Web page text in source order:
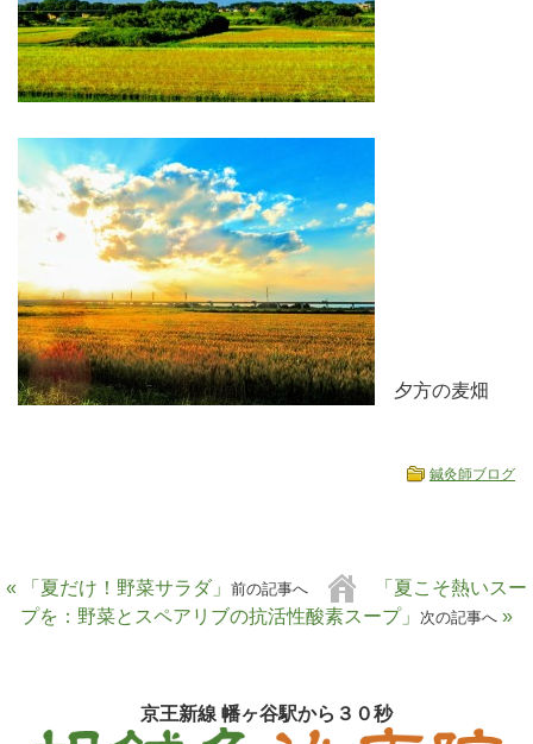
夕方の麦畑
鍼灸師ブログ
« 「夏だけ！野菜サラダ」 前の記事へ
「夏こそ熱いスー
プを：野菜とスペアリブの抗活性酸素スープ」
次の記事へ »
京王新線 幡ヶ谷駅から３０秒